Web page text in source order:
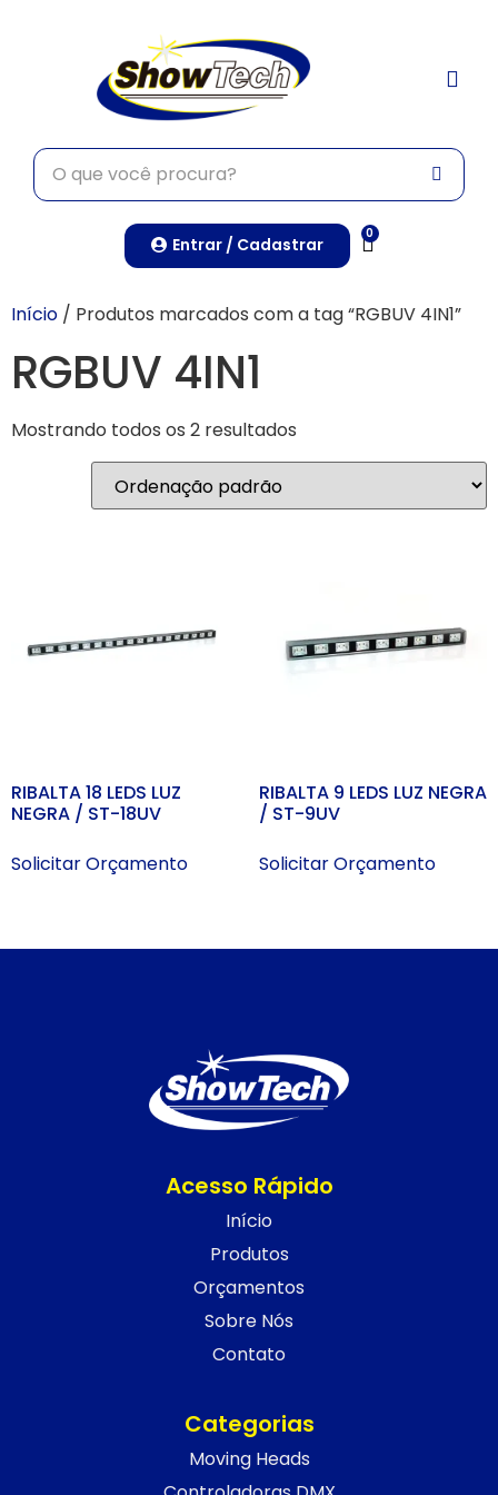
Entrar / Cadastrar
0
Início / Produtos marcados com a tag “RGBUV 4IN1”
RGBUV 4IN1
Mostrando todos os 2 resultados
RIBALTA 18 LEDS LUZ
NEGRA / ST-18UV
Solicitar Orçamento
RIBALTA 9 LEDS LUZ NEGRA
/ ST-9UV
Solicitar Orçamento
Acesso Rápido
Início
Produtos
Orçamentos
Sobre Nós
Contato
Categorias
Moving Heads